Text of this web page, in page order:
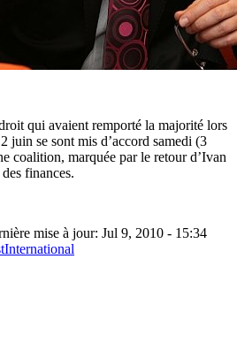
qui avaient remporté la majorité lors
juin se sont mis d’accord samedi (3
coalition, marquée par le retour d’Ivan
finances.
mise à jour: Jul 9, 2010 - 15:34
International